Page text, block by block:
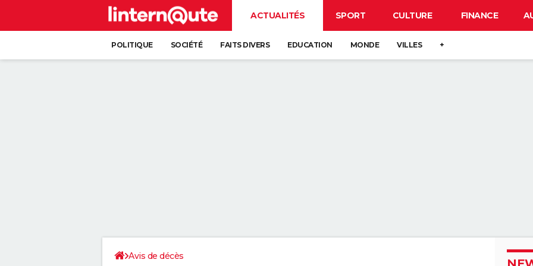
ACTUALITÉS SPORT CULTURE FINANCE
POLITIQUE SOCIÉTÉ FAITS DIVERS EDUCATION MONDE VILLES +
Avis de décès